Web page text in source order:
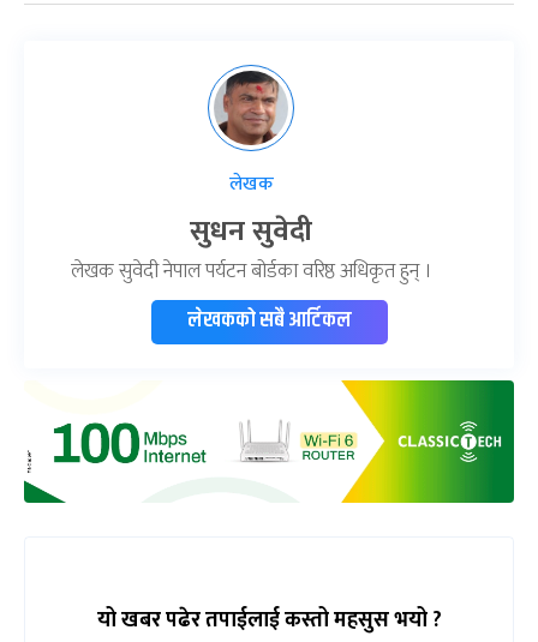
लेखक
सुधन सुवेदी
लेखक सुवेदी नेपाल पर्यटन बोर्डका वरिष्ठ अधिकृत हुन् ।
लेखकको सबै आर्टिकल
यो खबर पढेर तपाईलाई कस्तो महसुस भयो ?